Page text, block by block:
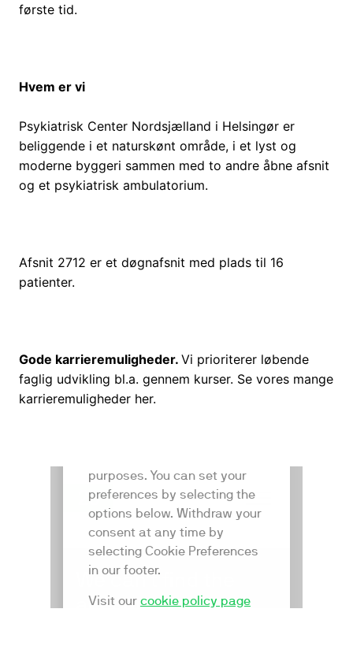
første tid.
Hvem er vi
Psykiatrisk Center Nordsjælland i Helsingør er
beliggende i et naturskønt område, i et lyst og
moderne byggeri sammen med to andre åbne afsnit
og et psykiatrisk ambulatorium.
Afsnit 2712 er et døgnafsnit med plads til 16
patienter.
Gode karrieremuligheder. Vi prioriterer løbende
faglig udvikling bl.a. gennem kurser. Se vores mange
karrieremuligheder her.